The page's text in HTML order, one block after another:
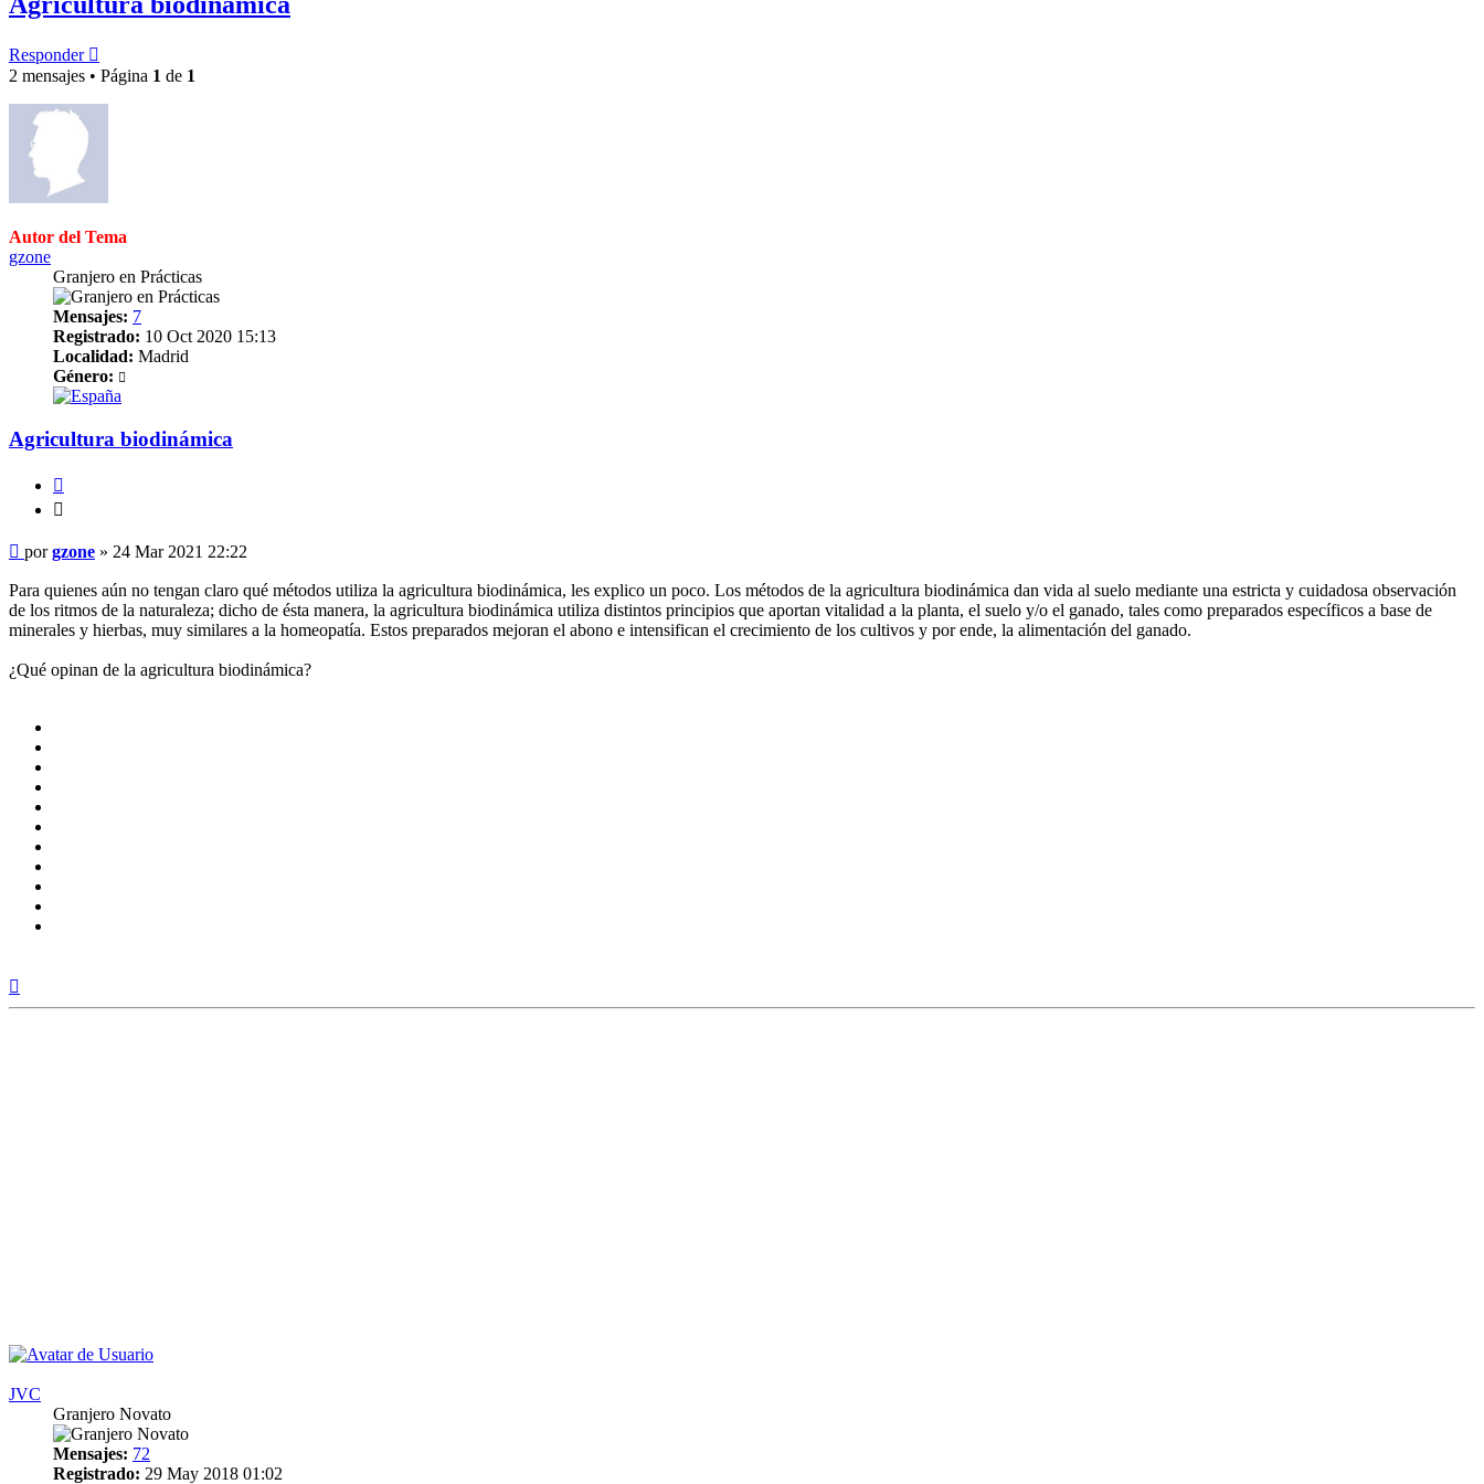
Responder
2 mensajes • Página 1 de 1
Autor del Tema
gzone
Granjero en Prácticas
Mensajes: 7
Registrado: 10 Oct 2020 15:13
Localidad: Madrid
Género:
Agricultura biodinámica
Mensaje
porgzone » 24 Mar 2021 22:22
Para quienes aún no tengan claro qué métodos utiliza la agricultura biodinámica, les explico un poco. Los métodos de la agricultura biodinámica dan vida al suelo mediante una estricta y cuidadosa observación
de los ritmos de la naturaleza; dicho de ésta manera, la agricultura biodinámica utiliza distintos principios que aportan vitalidad a la planta, el suelo y/o el ganado, tales como preparados específicos a base de
minerales y hierbas, muy similares a la homeopatía. Estos preparados mejoran el abono e intensifican el crecimiento de los cultivos y por ende, la alimentación del ganado.
¿Qué opinan de la agricultura biodinámica?
JVC
Granjero Novato
Mensajes: 72
Registrado: 29 May 2018 01:02